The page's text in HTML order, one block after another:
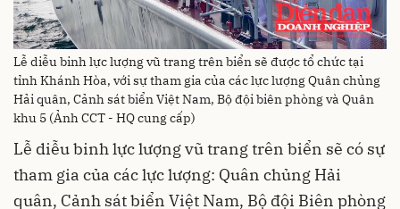
Lễ diễu binh lực lượng vũ trang trên biển sẽ được tổ chức tại
tỉnh Khánh Hòa, với sự tham gia của các lực lượng Quân chủng
Hải quân, Cảnh sát biển Việt Nam, Bộ đội biên phòng và Quân
khu 5 (Ảnh CCT - HQ cung cấp)
Lễ diễu binh lực lượng vũ trang trên biển sẽ có sự
tham gia của các lực lượng: Quân chủng Hải
quân, Cảnh sát biển Việt Nam, Bộ đội Biên phòng